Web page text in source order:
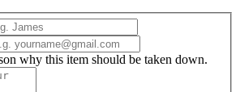
why this item should be taken down.